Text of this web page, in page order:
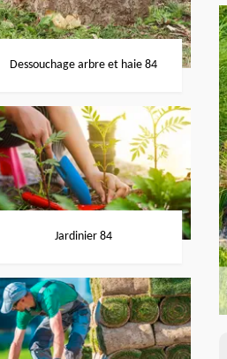
Dessouchage arbre et haie 84
Jardinier 84